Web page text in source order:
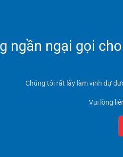
ngần ngại gọi
Chúng tôi rất lấy làm vinh dự
Vui lòng